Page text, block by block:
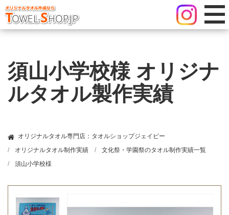
須山小学校様 オリジナ
ルタオル製作実績
オリジナルタオル専門店：タオルショップジェイピー
オリジナルタオル制作実績
文化祭・学園祭のタオル制作実績一覧
須山小学校様